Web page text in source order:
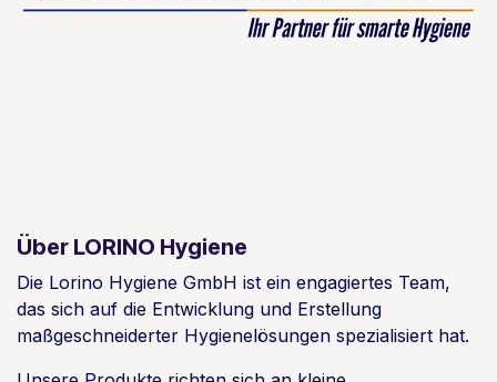
Über LORINO Hygiene
Die Lorino Hygiene GmbH ist ein engagiertes Team,
das sich auf die Entwicklung und Erstellung
maßgeschneiderter Hygienelösungen spezialisiert hat.